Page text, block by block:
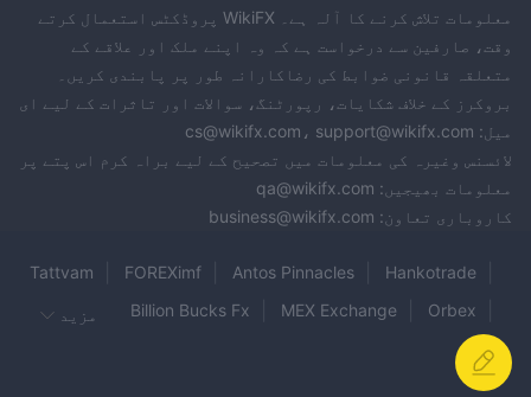
معلومات تلاش کرنے کا آلہ ہے۔ WikiFX پروڈکٹس استعمال کرتے
وقت، صارفین سے درخواست ہے کہ وہ اپنے ملک اور علاقے کے
متعلقہ قانونی ضوابط کی رضاکارانہ طور پر پابندی کریں۔
بروکرز کے خلاف شکایات، رپورٹنگ، سوالات اور تاثرات کے لیے ای
میل: cs@wikifx.com، support@wikifx.com
لائسنس وغیرہ کی معلومات میں تصحیح کے لیے براہ کرم اس پتے پر
معلومات بھیجیں: qa@wikifx.com
کاروباری تعاون: business@wikifx.com
Hankotrade
Antos Pinnacles
FOREXimf
Tattvam
Orbex
MEX Exchange
Billion Bucks Fx
XPO Markets
QuickTrade
مزید